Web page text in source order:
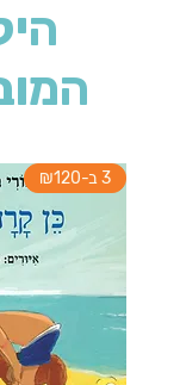
3 ב-₪120